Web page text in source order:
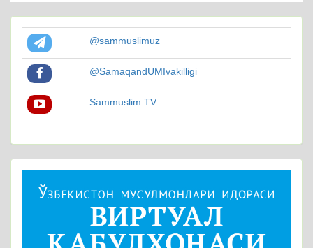
@sammuslimuz
@SamaqandUMIvakilligi
Sammuslim.TV